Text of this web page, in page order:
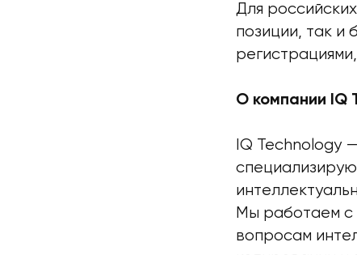
Для
позиции, так и
О компании IQ
IQ Technology
Мы работаем с
вопросам